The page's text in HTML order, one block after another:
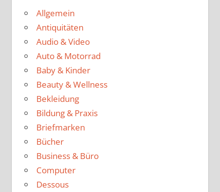
Allgemein
Antiquitäten
Audio & Video
Auto & Motorrad
Baby & Kinder
Beauty & Wellness
Bekleidung
Bildung & Praxis
Briefmarken
Bücher
Business & Büro
Computer
Dessous